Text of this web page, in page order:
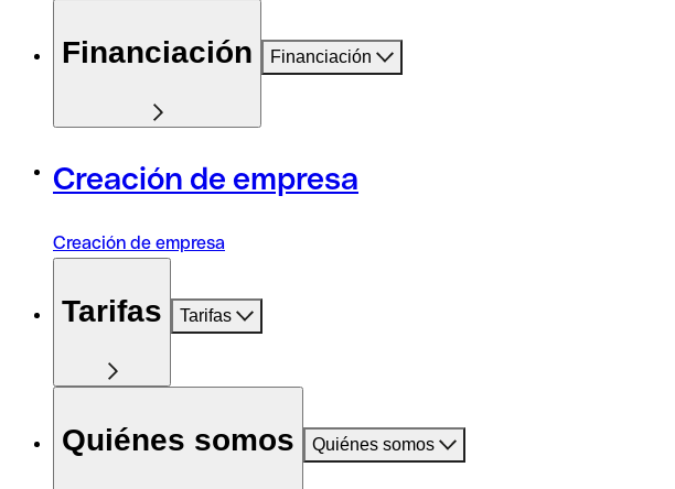
Financiación Financiación
Creación de empresa
Creación de empresa
Tarifas Tarifas
Quiénes somos Quiénes somos